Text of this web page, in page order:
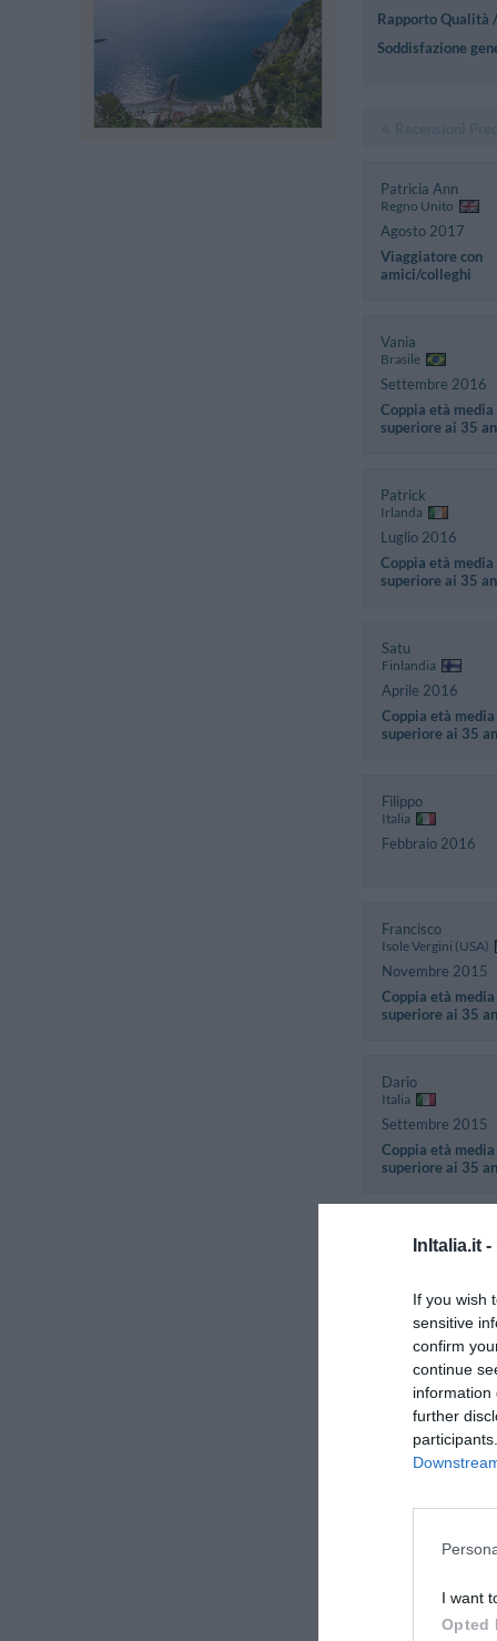
InItalia.it -
If you wish
sensitive
confirm
continue
information
further
I want
Opted
Rapporto Qualità
Soddisfazione
Patricia Ann
Regno Unito
Agosto 2017
Viaggiatore con
amici/colleghi
Vania
Brasile
Settembre 2016
Coppia età media
superiore ai 35
Patrick
Irlanda
Luglio 2016
Coppia età media
superiore ai 35
Satu
Finlandia
Aprile 2016
Coppia età media
superiore ai 35
Filippo
Italia
Febbraio 2016
Francisco
Isole Vergini (USA)
Novembre 2015
Coppia età media
superiore ai 35
Dario
Italia
Settembre 2015
Coppia età media
superiore ai 35
Arizza
Regno Unito
Coppia età media
inferiore ai 35
Etienne
Luglio 2014
Coppia età media
superiore ai 35
Regno Unito
Coppia età media
superiore ai 35